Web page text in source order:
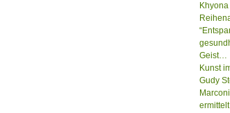
Geist…
Kunst
Gudy